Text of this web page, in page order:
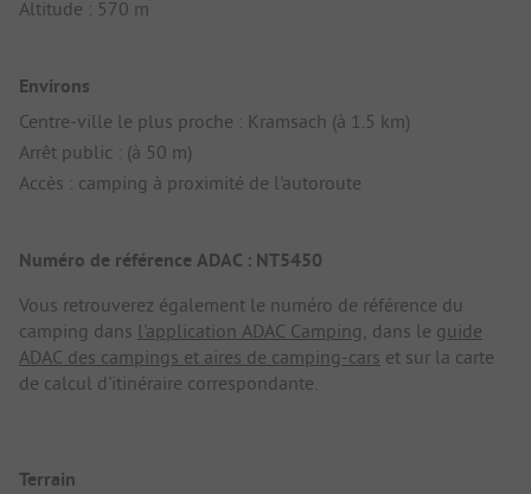
Altitude : 570 m
Environs
Centre-ville le plus proche : Kramsach (à 1.5 km)
Arrêt public : (à 50 m)
Accès : camping à proximité de l'autoroute
Numéro de référence ADAC : NT5450
Vous retrouverez également le numéro de référence du
camping dans l'application ADAC Camping, dans le guide
ADAC des campings et aires de camping-cars et sur la carte
de calcul d'itinéraire correspondante.
Terrain